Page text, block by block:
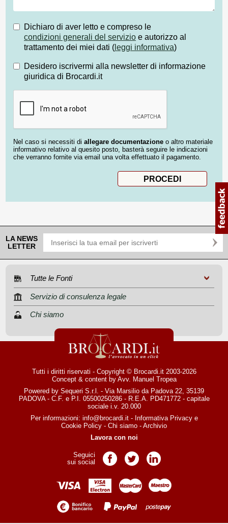
Dichiaro di aver letto e compreso le
condizioni generali del servizio e autorizzo al
trattamento dei miei dati ( leggi informativa)
Desidero iscrivermi alla newsletter di informazione
giuridica di Brocardi.it
Nel caso si necessiti di allegare documentazione o altro materiale
informativo relativo al quesito posto, basterà seguire le indicazioni
che verranno fornite via email una volta effettuato il pagamento.
LA NEWS
LETTER
Tutte le Fonti
Servizio di consulenza legale
Chi siamo
Tutti i diritti riservati - Copyright © Brocardi.it 2003-2026
Concept & content by Avv. Manuel Tropea
Powered by Sequeri S.r.l. - Via Marsilio da Padova 22, 35139
PADOVA - C.F. e P.I. 05500250286 - R.E.A. PD471772 - capitale
sociale i.v. 20.000
Per informazioni: info@brocardi.it- Informativa Privacye
Cookie Policy - Chi siamo - Archivio
Lavora con noi
Seguici
sui social
Pagina Facebook
Pagina TwitterPagina LinkedIn